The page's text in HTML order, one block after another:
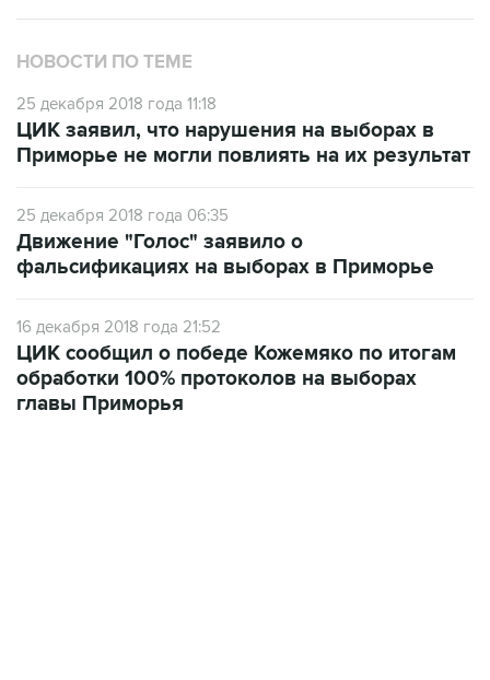
НОВОСТИ ПО ТЕМЕ
25 декабря 2018 года 11:18
ЦИК заявил, что нарушения на выборах в
Приморье не могли повлиять на их результат
25 декабря 2018 года 06:35
Движение "Голос" заявило о
фальсификациях на выборах в Приморье
16 декабря 2018 года 21:52
ЦИК сообщил о победе Кожемяко по итогам
обработки 100% протоколов на выборах
главы Приморья